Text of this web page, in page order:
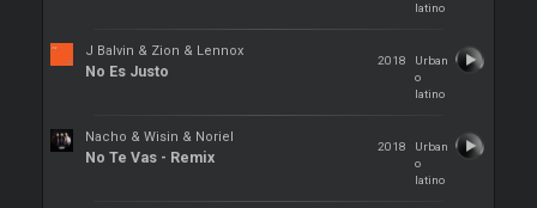
latino
J Balvin & Zion & Lennox
No Es Justo
2018
Urban
o
latino
Nacho & Wisin & Noriel
No Te Vas - Remix
2018
Urban
o
latino